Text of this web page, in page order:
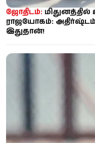
ஜோதிடம்: மிதுனத்தில்
ராஜயோகம்: அதிர்ஷ்டம்
இதுதான்!